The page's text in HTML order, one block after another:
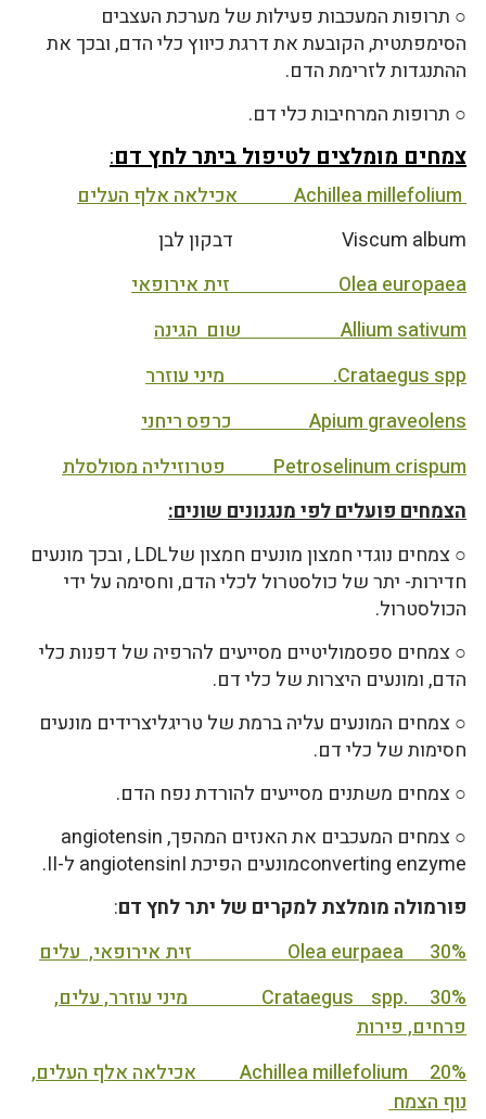
○ תרופות המעכבות פעילות של מערכת העצבים
הסימפתטית, הקובעת את דרגת כיווץ כלי הדם, ובכך את
ההתנגדות לזרימת הדם.
○ תרופות המרחיבות כלי דם.
צמחים מומלצים לטיפול ביתר לחץ דם:
Achillea millefolium אכילאה אלף העלים
Viscum album דבקון לבן
Olea europaea זית אירופאי
Allium sativum שום הגינה
Crataegus spp. מיני עוזרר
Apium graveolens כרפס ריחני
Petroselinum crispum פטרוזיליה מסולסלת
הצמחים פועלים לפי מנגנונים שונים:
○ צמחים נוגדי חמצון מונעים חמצון שלLDL , ובכך מונעים
חדירות- יתר של כולסטרול לכלי הדם, וחסימה על ידי
הכולסטרול.
○ צמחים ספסמוליטיים מסייעים להרפיה של דפנות כלי
הדם, ומונעים היצרות של כלי דם.
○ צמחים המונעים עליה ברמת של טריגליצרידים מונעים
חסימות של כלי דם.
○ צמחים משתנים מסייעים להורדת נפח הדם.
○ צמחים המעכבים את האנזים המהפך, angiotensin
converting enzymeמונעים הפיכת angiotensinI ל-II.
פורמולה מומלצת למקרים של יתר לחץ דם:
Olea eurpaea 30% זית אירופאי, עלים
Crataegus spp. 30% מיני עוזרר, עלים,
פרחים, פירות
Achillea millefolium 20% אכילאה אלף העלים,
נוף הצמח